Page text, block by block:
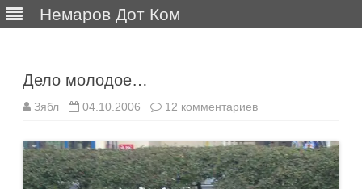
Немаров Дот Ком
Дело молодое…
Зябл 04.10.2006 12 комментариевк
молодое…